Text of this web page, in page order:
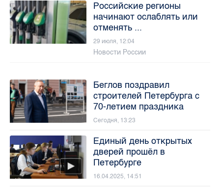
Российские регионы
начинают ослаблять или
отменять ...
29 июля, 12:04
Новости России
Беглов поздравил
строителей Петербурга с
70-летием праздника
Сегодня, 13:23
Единый день открытых
дверей прошёл в
Петербурге
16.04.2025, 14:51